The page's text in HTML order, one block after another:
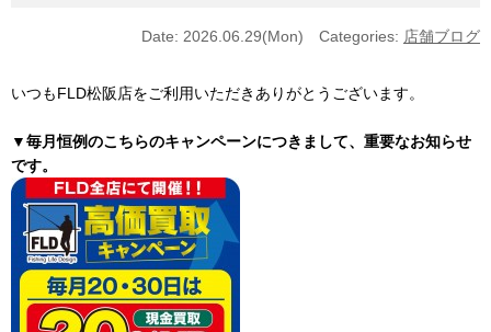
Date: 2026.06.29(Mon) Categories: 店舗ブログ
いつもFLD松阪店をご利用いただきありがとうございます。
▼毎月恒例のこちらのキャンペーンにつきまして、重要なお知らせ
です。